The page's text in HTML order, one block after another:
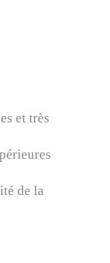
et très
de la